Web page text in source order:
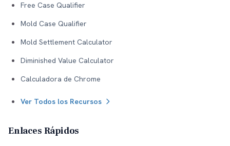
Free Case Qualifier
Mold Case Qualifier
Mold Settlement Calculator
Diminished Value Calculator
Calculadora de Chrome
Ver Todos los Recursos
Enlaces Rápidos